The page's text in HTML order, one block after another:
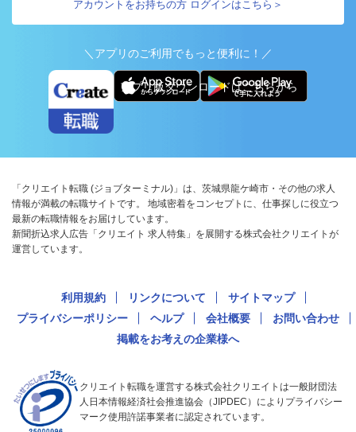
アカウントをお持ちの方 ログインはこちら＞
＼アプリのご利用でもっと便利に！／
アプリ版ダウンロードはこちらから
「クリエイト転職 (ジョブターミナル)」は、茨城県龍ケ崎市・その他の求人
情報が満載の転職サイトです。 地域密着をコンセプトに、仕事探しに役立つ
最新の転職情報をお届けしています。
新聞折込求人広告「クリエイト 求人特集」を展開する株式会社クリエイトが
運営しています。
利用規約 リンクについて
サイトマップ
プライバシーポリシー
ヘルプ 会社概要
お問い合わせ
掲載をお考えの企業様へ
クリエイト転職を運営する株式会社クリエイトは一般財団法
人日本情報経済社会推進協会（JIPDEC）によりプライバシー
マーク使用許諾事業者に認定されています。